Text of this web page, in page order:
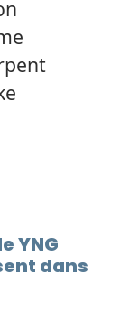
YNG
dans